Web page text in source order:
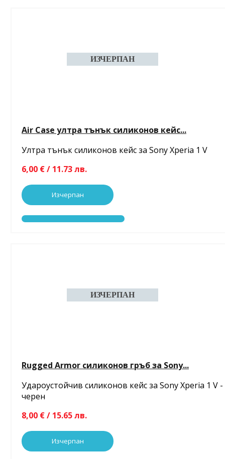
Air Case ултра тънък силиконов кейс...
Ултра тънък силиконов кейс за Sony Xperia 1 V
6,00 € / 11.73 лв.
Изчерпан
Rugged Armor силиконов гръб за Sony...
Удароустойчив силиконов кейс за Sony Xperia 1 V -
черен
8,00 € / 15.65 лв.
Изчерпан